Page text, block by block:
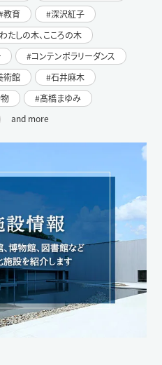
教育
深沢紅子
わたしの木、こころの木
コンテンポラリーダンス
術館
石井麻木
髙橋まゆみ
and more